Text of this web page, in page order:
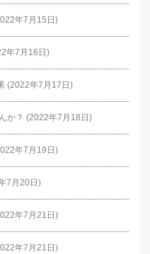
年7月15日)
年7月16日)
(2022年7月17日)
か？ (2022年7月18日)
年7月19日)
7月20日)
年7月21日)
年7月21日)